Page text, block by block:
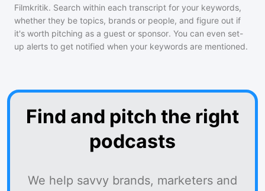
Filmkritik. Search within each transcript for your keywords,
whether they be topics, brands or people, and figure out if
it's worth pitching as a guest or sponsor. You can even set-
up alerts to get notified when your keywords are mentioned.
Find and pitch the right
podcasts
We help savvy brands, marketers and